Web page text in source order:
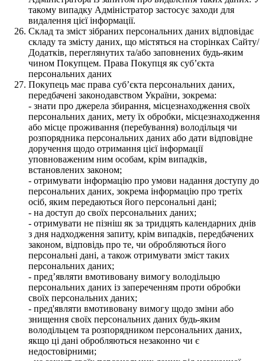
такому випадку Адміністратор застосує заходи для
видалення цієї інформації.
Склад та зміст зібраних персональних даних відповідає
складу та змісту даних, що містяться на сторінках Сайту/
Додатків, переглянутих та/або заповнених будь-яким
чином Покупцем. Права Покупця як суб’єкта
персональних даних
Покупець має права суб’єкта персональних даних,
передбачені законодавством України, зокрема:
- знати про джерела збирання, місцезнаходження своїх
персональних даних, мету їх обробки, місцезнаходження
або місце проживання (перебування) володільця чи
розпорядника персональних даних або дати відповідне
доручення щодо отримання цієї інформації
уповноваженим ним особам, крім випадків,
встановлених законом;
- отримувати інформацію про умови надання доступу до
персональних даних, зокрема інформацію про третіх
осіб, яким передаються його персональні дані;
- на доступ до своїх персональних даних;
- отримувати не пізніш як за тридцять календарних днів
з дня надходження запиту, крім випадків, передбачених
законом, відповідь про те, чи обробляються його
персональні дані, а також отримувати зміст таких
персональних даних;
- пред’являти вмотивовану вимогу володільцю
персональних даних із запереченням проти обробки
своїх персональних даних;
- пред'являти вмотивовану вимогу щодо зміни або
знищення своїх персональних даних будь-яким
володільцем та розпорядником персональних даних,
якщо ці дані обробляються незаконно чи є
недостовірними;